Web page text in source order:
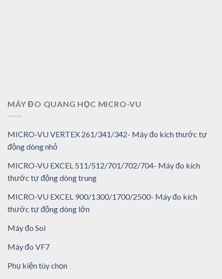
MÁY ĐO QUANG HỌC MICRO-VU
MICRO-VU VERTEX 261/341/342- Máy đo kích thước tự
động dòng nhỏ
MICRO-VU EXCEL 511/512/701/702/704- Máy đo kích
thước tự động dòng trung
MICRO-VU EXCEL 900/1300/1700/2500- Máy đo kích
thước tự động dòng lớn
Máy đo Sol
Máy đo VF7
Phụ kiện tùy chọn